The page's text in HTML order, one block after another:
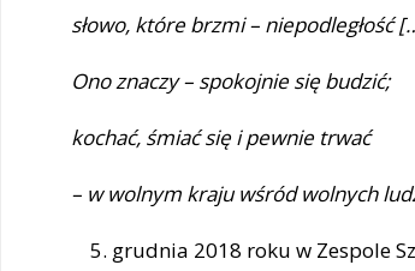
słowo, które brzmi – niepodległość
Ono znaczy – spokojnie się budzić;
kochać, śmiać się i pewnie trwać
– w wolnym kraju wśród wolnych
grudnia 2018 roku w Zespole